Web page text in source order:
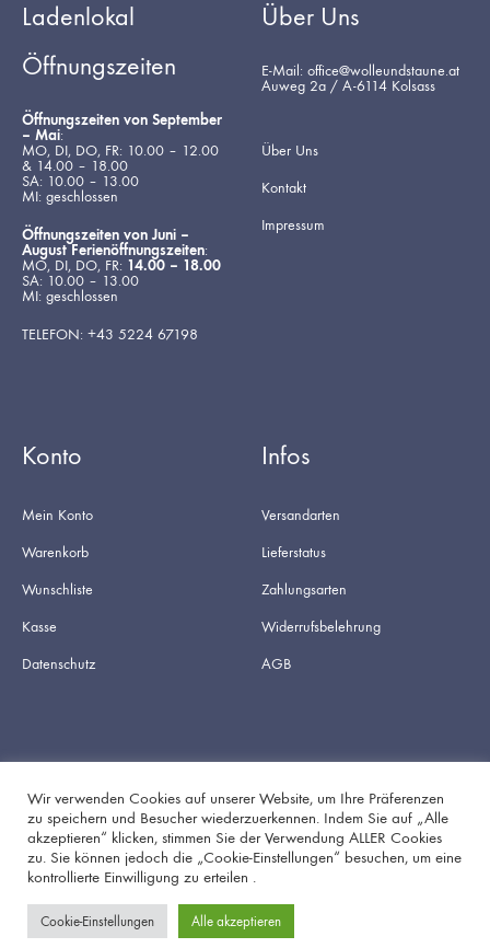
Ladenlokal
Öffnungszeiten
Öffnungszeiten von September
– Mai:
MO, DI, DO, FR: 10.00 – 12.00
& 14.00 – 18.00
SA: 10.00 – 13.00
MI: geschlossen
Öffnungszeiten von Juni –
August Ferienöffnungszeiten:
MO, DI, DO, FR: 14.00 – 18.00
SA: 10.00 – 13.00
MI: geschlossen
TELEFON: +43 5224 67198
Über Uns
E-Mail: office@wolleundstaune.at
Auweg 2a / A-6114 Kolsass
Über Uns
Kontakt
Impressum
Konto
Mein Konto
Warenkorb
Wunschliste
Kasse
Datenschutz
Infos
Versandarten
Lieferstatus
Zahlungsarten
Widerrufsbelehrung
AGB
FacebookInstagram
Wir verwenden Cookies auf unserer Website, um Ihre Präferenzen
zu speichern und Besucher wiederzuerkennen. Indem Sie auf „Alle
akzeptieren“ klicken, stimmen Sie der Verwendung ALLER Cookies
zu. Sie können jedoch die „Cookie-Einstellungen“ besuchen, um eine
kontrollierte Einwilligung zu erteilen .
Cookie-Einstellungen Alle akzeptieren